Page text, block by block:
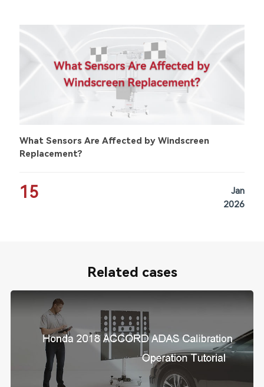
What Sensors Are Affected by Windscreen
Replacement?
15
Jan
2026
Related cases